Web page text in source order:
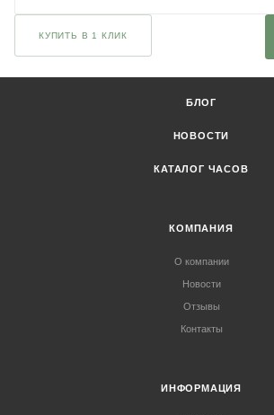
КУПИТЬ В 1 КЛИК
БЛОГ
НОВОСТИ
КАТАЛОГ ЧАСОВ
КОМПАНИЯ
О компании
Новости
Отзывы
Контакты
ИНФОРМАЦИЯ